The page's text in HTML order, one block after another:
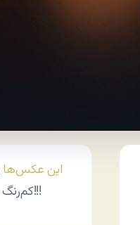
این عکس‌ها
کم‌رنگ پوشیده و لاغره و تو بعضی از عکس‌ها الکی جدی به نظر می‌رسه در حال بحث، چقدر شبیه منه؟!!!